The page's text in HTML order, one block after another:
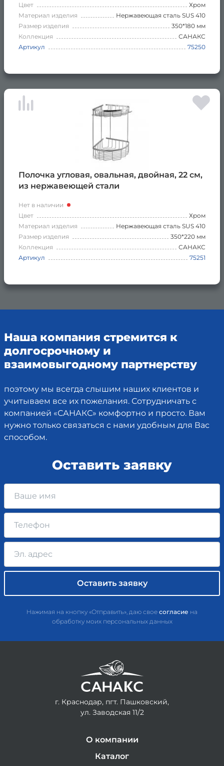
Цвет
Хром
Материал изделия
Нержавеющая сталь SUS 410
Размер изделия
350*180 мм
Коллекция
САНАКС
Артикул
75250
Полочка угловая, овальная, двойная, 22 см,
из нержавеющей стали
Нет в наличии
Цвет
Хром
Материал изделия
Нержавеющая сталь SUS 410
Размер изделия
350*220 мм
Коллекция
САНАКС
Артикул
75251
Наша компания стремится к
долгосрочному и
взаимовыгодному партнерству
поэтому мы всегда слышим наших клиентов и
учитываем все их пожелания. Сотрудничать с
компанией «САНАКС» комфортно и просто. Вам
нужно только связаться с нами удобным для Вас
способом.
Оставить заявку
Нажимая на кнопку «Отправить», даю свое согласие на
обработку моих персональных данных
г. Краснодар, пгт. Пашковский,
ул. Заводская 11/2
О компании
Каталог